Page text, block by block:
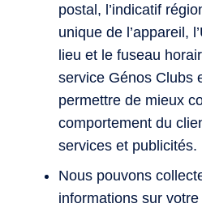
postal, l’indicatif
unique de l’appareil,
lieu et le fuseau
service Génos Clubs
permettre de mieux
comportement du
services et publicités.
Nous pouvons
informations sur